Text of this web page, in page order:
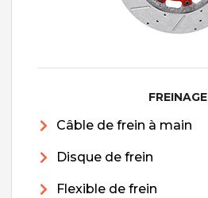
FREINAGE
Câble de frein à main
Disque de frein
Flexible de frein